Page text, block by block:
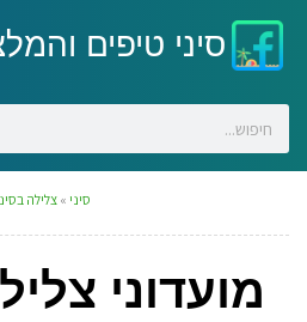
סיני טיפים
סיני »צלילה
מועדוני